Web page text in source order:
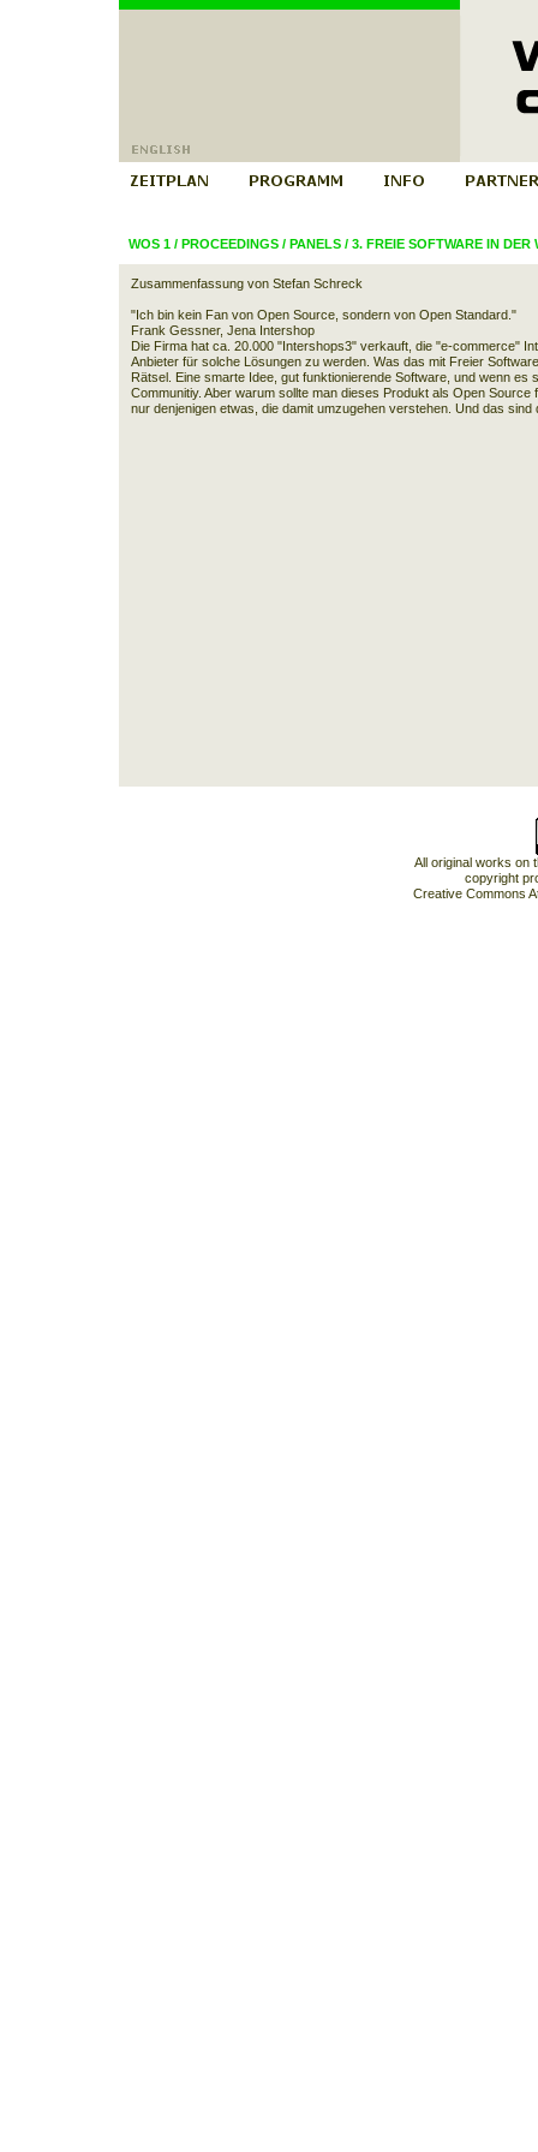
WOS 1/ PROCEEDINGS/ PANELS/ 3. FREIE SOFTWARE IN DER
Zusammenfassung von Stefan Schreck
"Ich bin kein Fan von Open Source, sondern von Open Standard."
Frank Gessner, Jena Intershop
Die Firma hat ca. 20.000 "Intershops3" verkauft, die "e-commerce"
Anbieter für solche Lösungen zu werden. Was das mit Freier
Rätsel. Eine smarte Idee, gut funktionierende Software, und wenn es
Communitiy. Aber warum sollte man dieses Produkt als Open
nur denjenigen etwas, die damit umzugehen verstehen. Und das sind
All original works on
copyright
Creative Commons